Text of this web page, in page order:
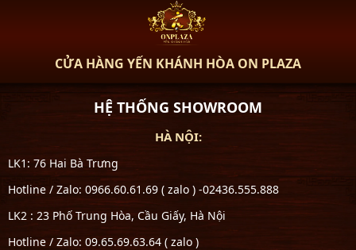
CỬA HÀNG YẾN KHÁNH HÒA ON PLAZA
HỆ THỐNG SHOWROOM
HÀ NỘI:
LK1: 76 Hai Bà Trưng
Hotline / Zalo: 0966.60.61.69 ( zalo ) -02436.555.888
LK2 : 23 Phố Trung Hòa, Cầu Giấy, Hà Nội
Hotline / Zalo: 09.65.69.63.64 ( zalo )